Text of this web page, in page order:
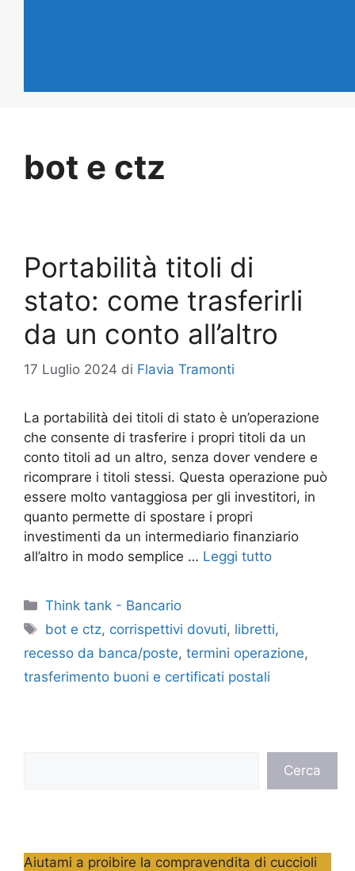
bot e ctz
Portabilità titoli di
stato: come trasferirli
da un conto all’altro
17 Luglio 2024 di Flavia Tramonti
La portabilità dei titoli di stato è un’operazione
che consente di trasferire i propri titoli da un
conto titoli ad un altro, senza dover vendere e
ricomprare i titoli stessi. Questa operazione può
essere molto vantaggiosa per gli investitori, in
quanto permette di spostare i propri
investimenti da un intermediario finanziario
all’altro in modo semplice … Leggi tutto
Categorie
Think tank - Bancario
Tag
bot e ctz, corrispettivi dovuti, libretti,
recesso da banca/poste, termini operazione,
trasferimento buoni e certificati postali
Cerca
Aiutami a proibire la compravendita di cuccioli